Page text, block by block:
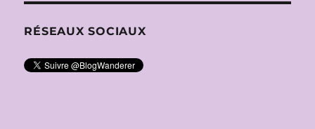
RÉSEAUX SOCIAUX